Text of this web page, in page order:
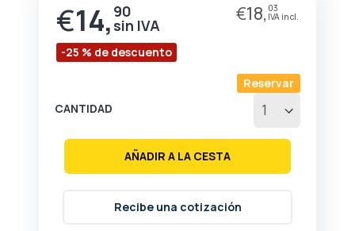
Precio
especial
€14, 90 €18, 03
-25 % de descuento
Reservar
CANTIDAD
AÑADIR A LA CESTA
Recibe una cotización
imágenes